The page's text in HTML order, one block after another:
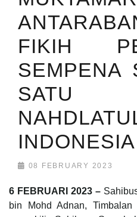
FIKIH
SEMPENA
SATU
INDONESIA
08 FEBRUARY 2023
6 FEBRUARI 2023 –
bin Mohd Adnan,